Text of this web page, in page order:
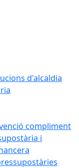
d'alcaldia
compliment
i